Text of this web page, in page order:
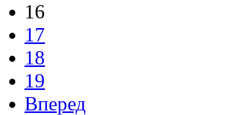
16
17
18
19
Вперед